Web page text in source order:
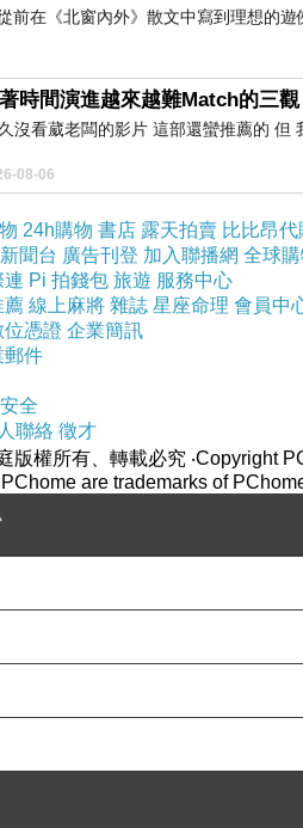
前在《北窗內外》散文中寫到理想的
時間演進越來越難Match的三觀
沒看葳老闆的影片 這部還蠻推薦的 但
08-06
24h購物 書店 露天拍賣 比比昂代
聞台 廣告刊登 加入聯播網 全球
連 Pi 拍錢包 旅遊 服務中心
薦 線上麻將 雜誌 星座命理 會員中
位憑證 企業簡訊
郵件
全
聯絡 徵才
版權所有、轉載必究 ‧Copyright
are trademarks of